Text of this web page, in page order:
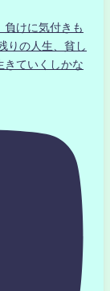
負けに気付きも
りの人生、貧し
きていくしかな